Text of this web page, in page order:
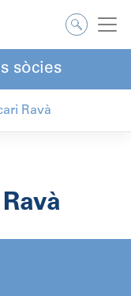
sòcies
Ravà